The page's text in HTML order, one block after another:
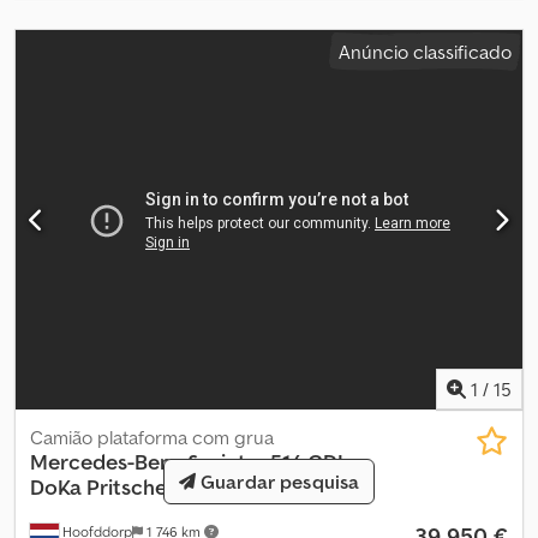
útil: 1.940 kg Peso bruto total: 5.000 kg Funcional Guindaste: Hiab
Anúncio classificado
1 / 15
Hoofddorp 1 746 km
Camião plataforma com grua
Mercedes-BenzSprinter 514 CDI
DoKa Pritsche/ 6 Pers./ Kraan ...
Guardar pesquisa